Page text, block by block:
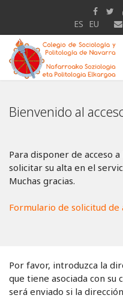
ES EU
Bienvenido al
Para disponer de acceso
solicitar su alta en el
Muchas gracias.
Formulario de solicitud de
Por favor, introduzca la
que tiene asociada con su
será enviado si la